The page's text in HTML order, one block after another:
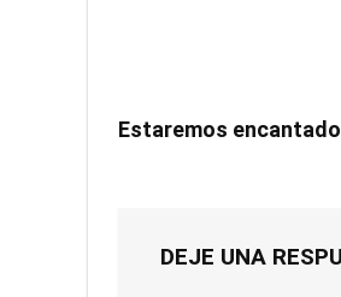
Estaremos
DEJE UNA